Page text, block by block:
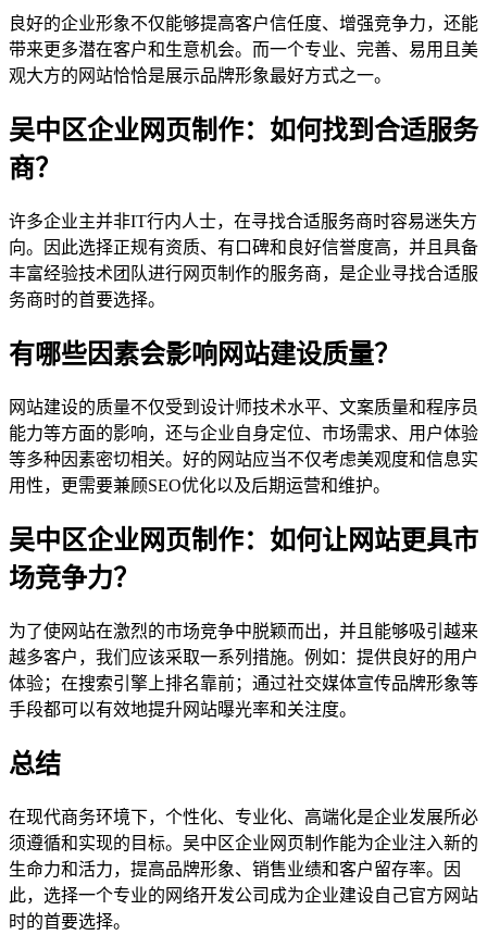
良好的企业形象不仅能够提高客户信任度、增强竞争力，还能
带来更多潜在客户和生意机会。而一个专业、完善、易用且美
观大方的网站恰恰是展示品牌形象最好方式之一。
吴中区企业网页制作：如何找到合适服务
商？
许多企业主并非IT行内人士，在寻找合适服务商时容易迷失方
向。因此选择正规有资质、有口碑和良好信誉度高，并且具备
丰富经验技术团队进行网页制作的服务商，是企业寻找合适服
务商时的首要选择。
有哪些因素会影响网站建设质量？
网站建设的质量不仅受到设计师技术水平、文案质量和程序员
能力等方面的影响，还与企业自身定位、市场需求、用户体验
等多种因素密切相关。好的网站应当不仅考虑美观度和信息实
用性，更需要兼顾SEO优化以及后期运营和维护。
吴中区企业网页制作：如何让网站更具市
场竞争力？
为了使网站在激烈的市场竞争中脱颖而出，并且能够吸引越来
越多客户，我们应该采取一系列措施。例如：提供良好的用户
体验；在搜索引擎上排名靠前；通过社交媒体宣传品牌形象等
手段都可以有效地提升网站曝光率和关注度。
总结
在现代商务环境下，个性化、专业化、高端化是企业发展所必
须遵循和实现的目标。吴中区企业网页制作能为企业注入新的
生命力和活力，提高品牌形象、销售业绩和客户留存率。因
此，选择一个专业的网络开发公司成为企业建设自己官方网站
时的首要选择。